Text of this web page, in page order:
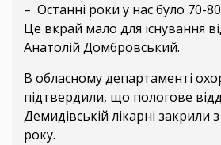
– Останні роки у нас було 70-80
Це вкрай мало для існування
Анатолій Домбровський.
В обласному департаменті
підтвердили, що пологове
Демидівській лікарні закрили
року.